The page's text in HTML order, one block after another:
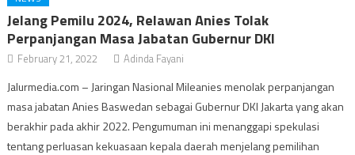
Jelang Pemilu 2024, Relawan Anies Tolak
Perpanjangan Masa Jabatan Gubernur DKI
February 21, 2022 Adinda Fayani
Jalurmedia.com – Jaringan Nasional Mileanies menolak perpanjangan
masa jabatan Anies Baswedan sebagai Gubernur DKI Jakarta yang akan
berakhir pada akhir 2022. Pengumuman ini menanggapi spekulasi
tentang perluasan kekuasaan kepala daerah menjelang pemilihan